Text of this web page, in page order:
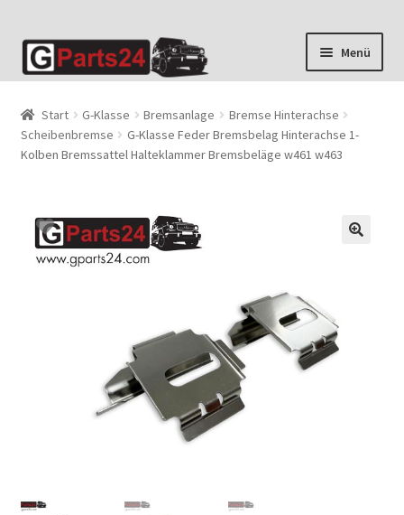
Zur
Navigation
Zum
Inhalt
Menü
Start G-Klasse Bremsanlage
Bremse Hinterachse
Scheibenbremse
G-Klasse Feder Bremsbelag Hinterachse 1-
Kolben Bremssattel Halteklammer Bremsbeläge w461 w463